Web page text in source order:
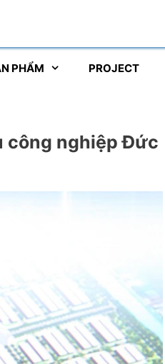
PHẨM PROJECT
công nghiệp Đức